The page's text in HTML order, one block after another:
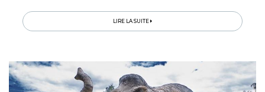
LIRE LA SUITE